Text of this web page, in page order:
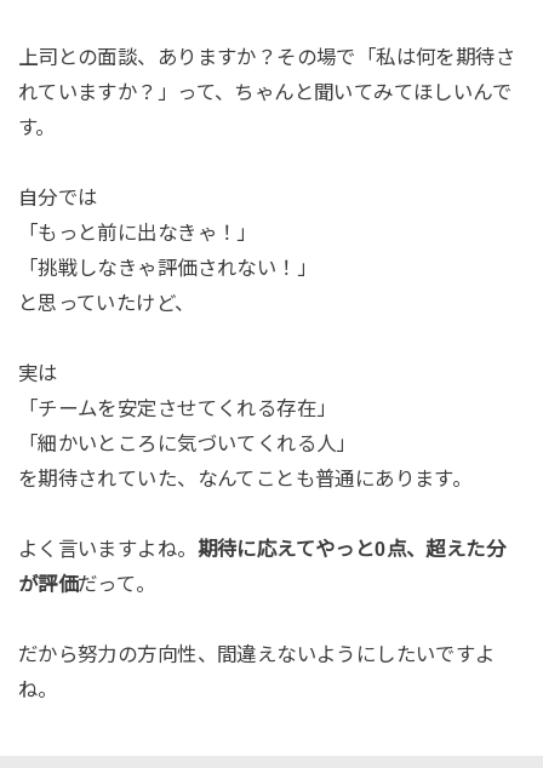
上司との面談、ありますか？その場で「私は何を期待さ
れていますか？」って、ちゃんと聞いてみてほしいんで
す。
自分では
「もっと前に出なきゃ！」
「挑戦しなきゃ評価されない！」
と思っていたけど、
実は
「チームを安定させてくれる存在」
「細かいところに気づいてくれる人」
を期待されていた、なんてことも普通にあります。
よく言いますよね。 期待に応えてやっと0点、超えた分
が評価だって。
だから努力の方向性、間違えないようにしたいですよ
ね。